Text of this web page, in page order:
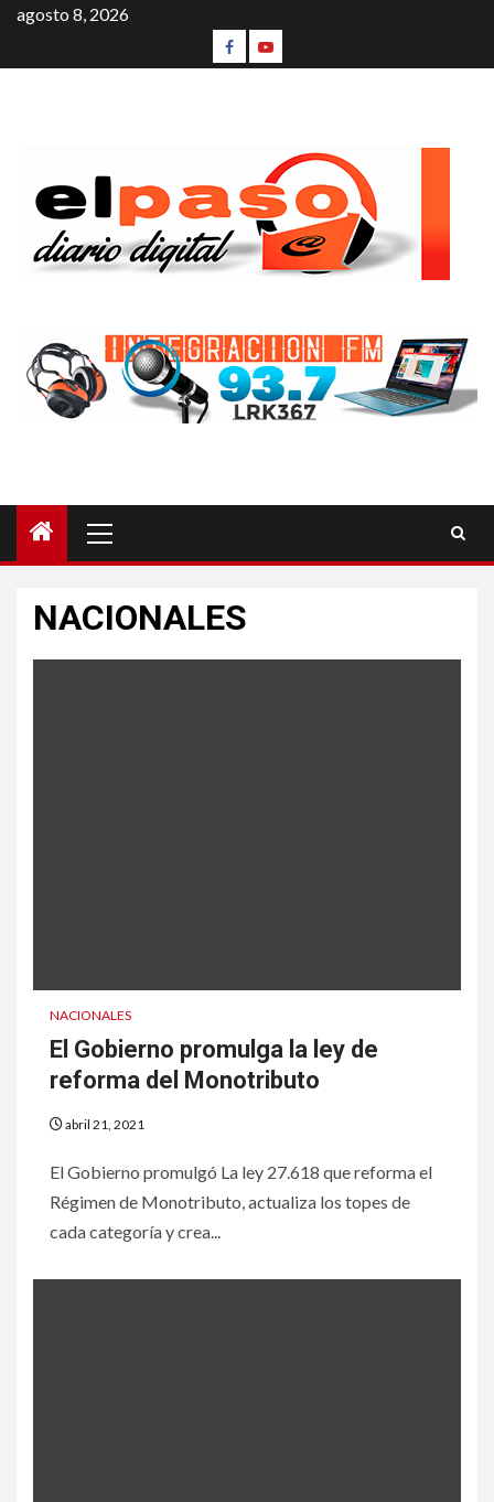
agosto 8, 2026
NACIONALES
NACIONALES
El Gobierno promulga la ley de
reforma del Monotributo
abril 21, 2021
El Gobierno promulgó La ley 27.618 que reforma el
Régimen de Monotributo, actualiza los topes de
cada categoría y crea...